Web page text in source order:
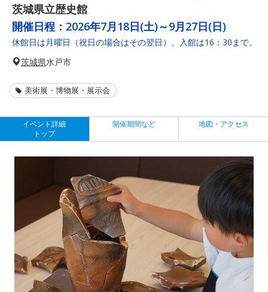
茨城県立歴史館
開催日程： 2026年7月18日(土)～9月27日(日)
休館日は月曜日（祝日の場合はその翌日）。入館は16：30まで。
茨城県水戸市
美術展・博物展・展示会
イベント詳細
トップ
開催期間など 地図・アクセス